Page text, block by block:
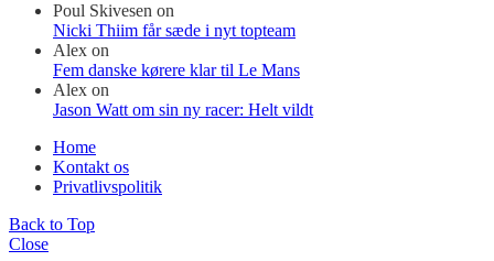
Poul Skivesen on
Nicki Thiim får sæde i nyt topteam
Alex on
Fem danske kørere klar til Le Mans
Alex on
Jason Watt om sin ny racer: Helt vildt
Home
Kontakt os
Privatlivspolitik
Back to Top
Close